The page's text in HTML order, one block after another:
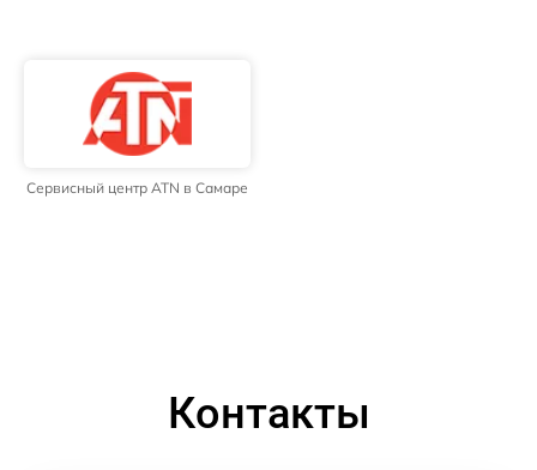
Сервисный центр ATN в Самаре
Контакты